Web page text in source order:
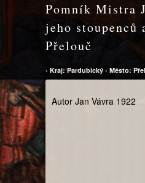
Pomník Mistra
jeho stoupenců
Přelouč
› Kraj: Pardubický › Město:
Autor Jan Vávra 1922